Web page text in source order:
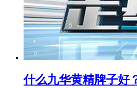
什么九华黄精牌子好